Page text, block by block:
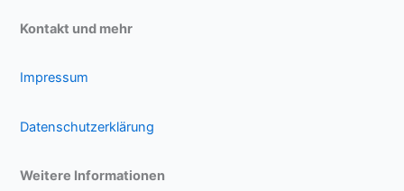
Kontakt und mehr
Impressum
Datenschutzerklärung
Weitere Informationen